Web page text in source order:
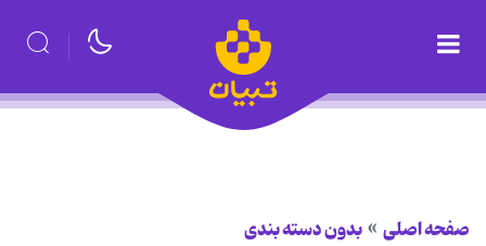
صفحه اصلی بدون دسته بندی